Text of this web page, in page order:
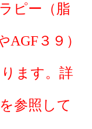
ピー（脂
AGF３９）
ます。詳
参照して